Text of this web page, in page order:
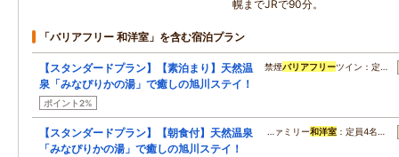
幌までJRで90分。
「バリアフリー 和洋室」を含む宿泊プラン
【スタンダードプラン】【素泊まり】天然温
泉「みなぴりかの湯」で癒しの旭川ステイ！
ポイント2%
禁煙バリアフリーツイン：定…
【スタンダードプラン】【朝食付】天然温泉
「みなぴりかの湯」で癒しの旭川ステイ！
…ァミリー和洋室 ：定員4名…